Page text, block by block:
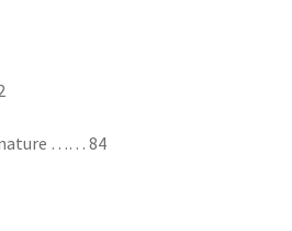
nature …… 84